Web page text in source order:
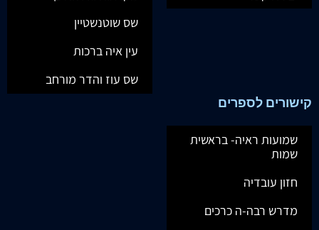
שס שוטנשטיין
עין איה ברכות
שס עוז והדר מורחב
קישורים לספרים
שמועות ראיה- בראשית
שמות
חזון עובדיה
מדרש רבה-ה כרכים